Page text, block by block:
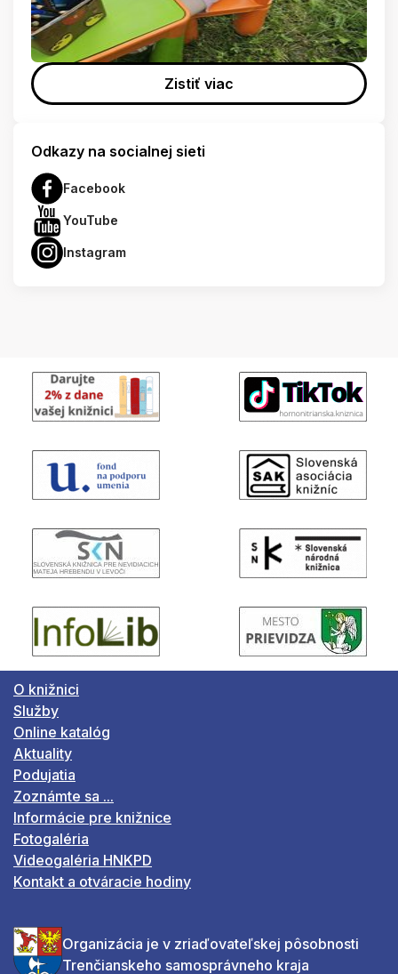
Zistiť viac
Odkazy na socialnej sieti
Facebook
YouTube
Instagram
O knižnici
Služby
Online katalóg
Aktuality
Podujatia
Zoznámte sa ...
Informácie pre knižnice
Fotogaléria
Videogaléria HNKPD
Kontakt a otváracie hodiny
Organizácia je v zriaďovateľskej pôsobnosti
Trenčianskeho samosprávneho kraja